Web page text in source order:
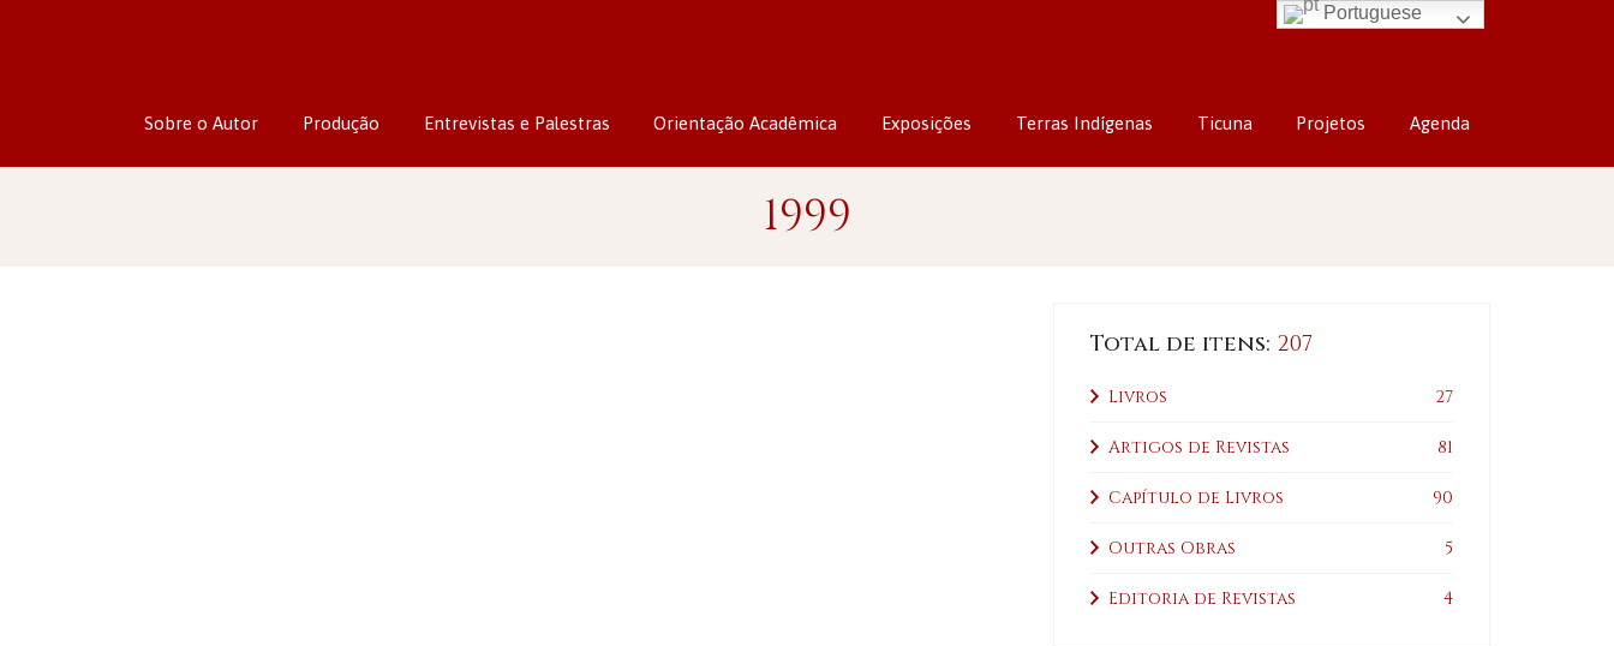
Sobre o Autor Produção Entrevistas e Palestras Orientação Acadêmica Exposições Terras Indígenas Ticuna Projetos Agenda
1999
Total de itens: 207
Livros 27
Artigos de Revistas 81
Capítulo de Livros 90
Outras Obras 5
Editoria de Revistas 4
Portuguese